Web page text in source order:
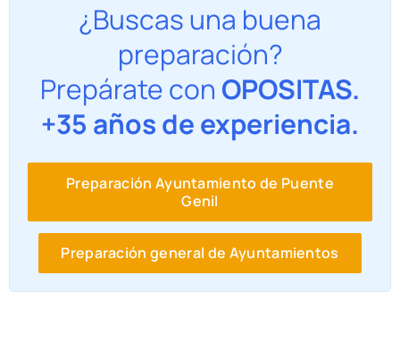
¿Buscas una buena
preparación?
Prepárate con OPOSITAS.
+35 años de experiencia.
Preparación Ayuntamiento de Puente
Genil
Preparación general de Ayuntamientos